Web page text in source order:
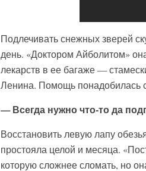
Подлечивать снежных зверей
день. «Доктором Айболитом»
лекарств в ее багаже —
Ленина. Помощь понадобилась
— Всегда нужно что-то да
Восстановить левую лапу
простояла целой и месяца.
которую сложнее сломать, но